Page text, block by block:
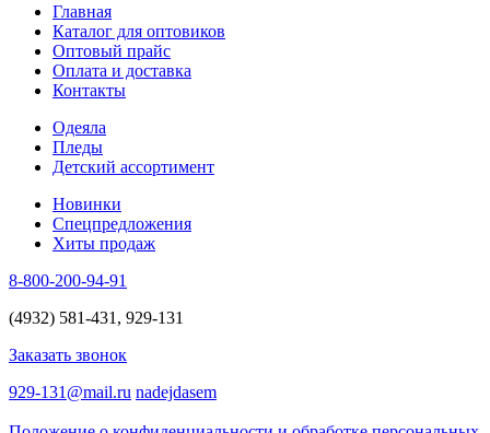
Главная
Каталог для оптовиков
Оптовый прайс
Оплата и доставка
Контакты
Одеяла
Пледы
Детский ассортимент
Новинки
Спецпредложения
Хиты продаж
8-800-200-94-91
(4932) 581-431, 929-131
Заказать звонок
929-131@mail.ru nadejdasem